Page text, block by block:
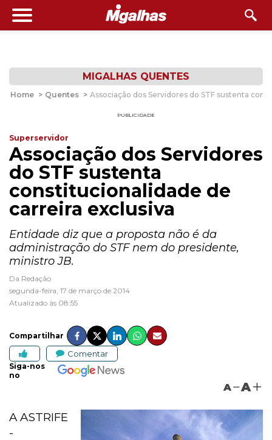
MIGALHAS QUENTES
Home > Quentes > Associação dos Servidores do STF sustenta
PUBLICIDADE
Superservidor
Associação dos Servidores
do STF sustenta
constitucionalidade de
carreira exclusiva
Entidade diz que a proposta não é da
administração do STF nem do presidente,
ministro JB.
Da Redação
segunda-feira, 17 de março de 2014
Atualizado às 08:55
Compartilhar
Comentar
Siga-nos
no
A A
A ASTRIFE
-